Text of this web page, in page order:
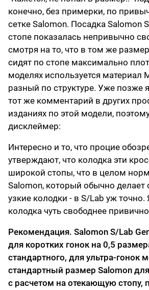
конечно, без примерки, по
сетке Salomon. Посадка Salomon
стопе показалась непривычно
смотря на то, что в том же
сидят по стопе максимально
моделях используется материал
разный по структуре. Уже позже
тот же комментарий в других
изданиях по этой модели,
дисклеймер:
Интересно и то, что процие
утверждают, что колодка эти
широкой стопы, что в целом
Salomon, который обычно делает
узкие колодки - в S/Lab уж точно.
колодка чуть свободнее
Рекомендация. Salomon S/Lab
для коротких гонок на 0,5
стандартного, для ультра-гонок
стандартный размер Salomon
с расчетом на отекающую стопу,